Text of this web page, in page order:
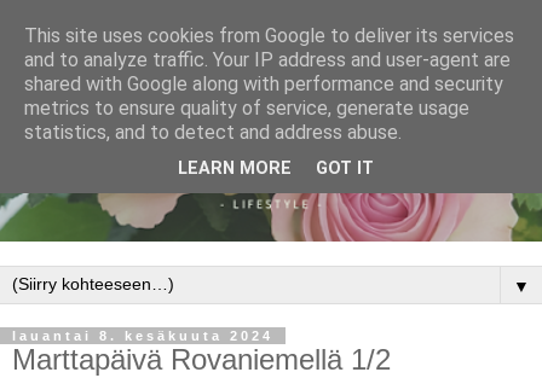
▼
lauantai 8. kesäkuuta 2024
Marttapäivä Rovaniemellä 1/2
This site uses cookies from Google to deliver its services
and to analyze traffic. Your IP address and user-agent are
shared with Google along with performance and security
metrics to ensure quality of service, generate usage
statistics, and to detect and address abuse.
LEARN MORE GOT IT